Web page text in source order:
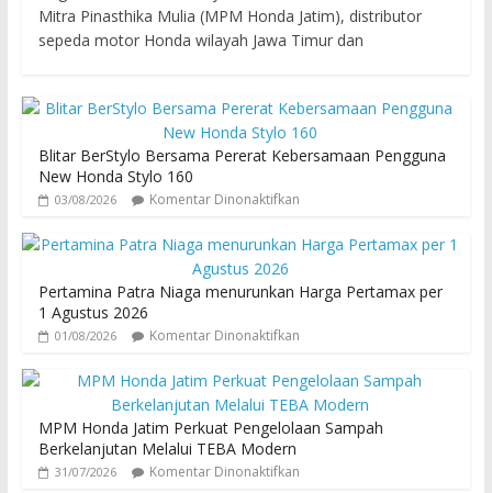
Mitra Pinasthika Mulia (MPM Honda Jatim), distributor
sepeda motor Honda wilayah Jawa Timur dan
Blitar BerStylo Bersama Pererat Kebersamaan Pengguna
New Honda Stylo 160
03/08/2026 Komentar Dinonaktifkan
Pertamina Patra Niaga menurunkan Harga Pertamax per
1 Agustus 2026
01/08/2026 Komentar Dinonaktifkan
MPM Honda Jatim Perkuat Pengelolaan Sampah
Berkelanjutan Melalui TEBA Modern
31/07/2026 Komentar Dinonaktifkan